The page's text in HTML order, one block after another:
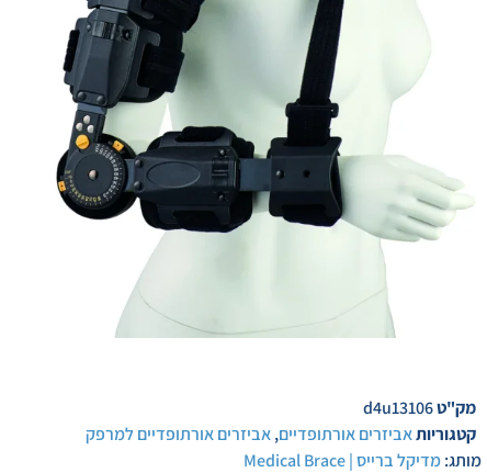
מק"טd4u13106
קטגוריותאביזרים אורתופדיים,אביזרים אורתופדיים למרפק
מותג:מדיקל ברייס | Medical Brace